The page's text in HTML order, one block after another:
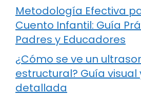
Metodología Efectiva
Cuento Infantil: Guía
Padres y Educadores
¿Cómo se ve un
estructural? Guía visual
detallada